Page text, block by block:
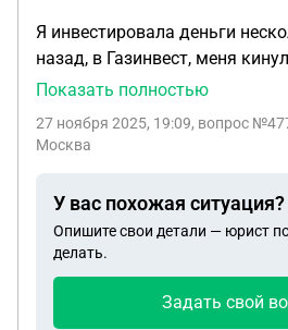
Я инвестировала деньги
назад, в Газинвест, меня
сейчас названивают с разных
обещают вывести, что мне
Показать полностью
27 ноября 2025, 19:09, вопрос
Москва
У вас похожая ситуация?
Опишите свои детали — юрист
делать.
Задать свой